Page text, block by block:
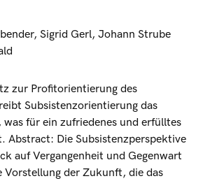
, Sigrid Gerl, Johann Strube
zur Profitorientierung des
Subsistenzorientierung das
was für ein zufriedenes und erfülltes
Abstract: Die Subsistenzperspektive
auf Vergangenheit und Gegenwart
Vorstellung der Zukunft, die das